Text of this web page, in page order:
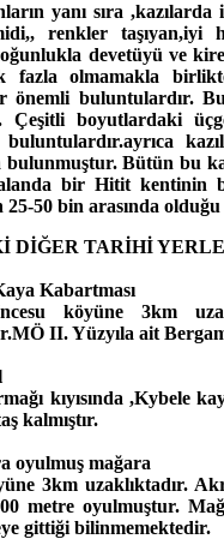
yanı sıra
renkler
devetüyü ve
fazla olmamakla
önemli buluntulardır.
Çeşitli boyutlardaki
buluntulardır.ayrıca
bulunmuştur. Bütün bu
bir Hitit kentinin
25-50 bin arasında
DİĞER TARİHİ
Kabartması
köyüne 3km
II. Yüzyıla ait
kıyısında ,Kybele
kalmıştır.
oyulmuş mağara
3km uzaklıktadır.
metre oyulmuştur.
gittiği bilinmemektedir.